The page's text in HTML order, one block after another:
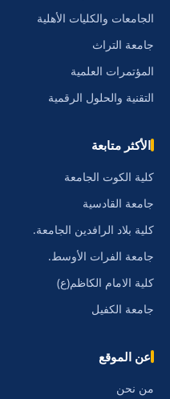
الجامعات والكليات الأهلية
جامعة التراث
المؤتمرات العلمية
التقنية والحلول الرقمية
الأكثر متابعة
كلية الكوت الجامعة
جامعة القادسية
كلية بلاد الرافدين الجامعة.
جامعة الفرات الأوسط.
كلية الامام الكاظم(ع)
جامعة الكفيل
عن الموقع
من نحن